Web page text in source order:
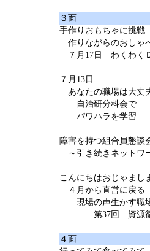
３面
手作りおもちゃに挑戦
作りながらのおしゃ
７月17日 わくわく
７月13日
あなたの職場は大丈
自治研分科会で
パワハラを学習
障害を持つ組合員懇談
～引き続きネットワ
こんにちはおじゃまし
４月から直営に戻る
現場の声生かす職
第37回 資源循
４面